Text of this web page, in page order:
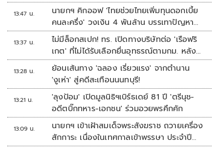
13:47 น.
นายกฯ คิกออฟ 'ไทยช่วยไทยเพิ่มทุนดอกเบี้ย
คนละครึ่ง' วงเงิน 4 พันล้าน บรรเทาปัญหา
ปากท้อง
13:37 น.
ไม่มีล็อกสเปก! ทร. เปิดทางบริษัทต่อ 'เรือฟริ
เกต' ที่ไม่ได้รับเลือกยื่นอุทธรณ์ตามกม. หลัง
เซ็นอนุมัติเรียบร้อย
13:28 น.
ย้อนเส้นทาง 'ฉลอง เรี่ยวแรง' จากตำนาน
'งูเห่า' สู่คดีสะเทือนนนทบุรี!
13:21 น.
'ลุงป้อม' เปิดมูลนิธิฯเบิร์ธเดย์ 81 ปี 'ตรีนุช-
อดีตบิ๊กทหาร-เอกชน' ร่วมอวยพรคึกคัก
13:09 น.
นายกฯ เข้าเฝ้าสมเด็จพระสังฆราช ถวายเครื่อง
สักการะ เนื่องในเทศกาลเข้าพรรษา ประจำปี
2569